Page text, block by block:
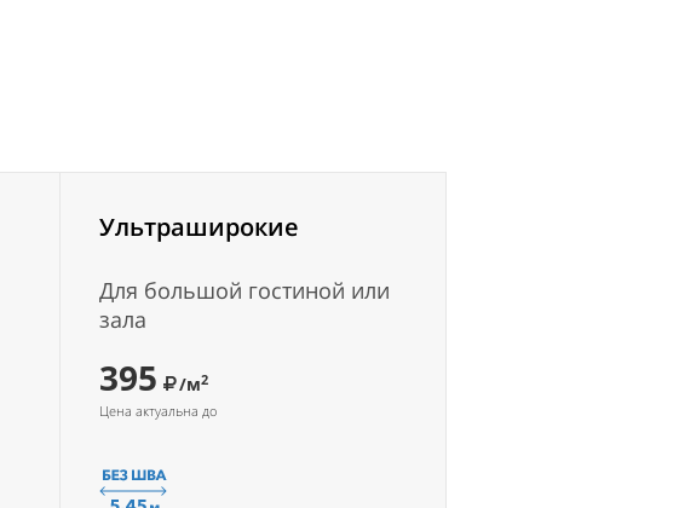
Ультраширокие
Для большой гостиной или
зала
395 /м2
Цена актуальна до